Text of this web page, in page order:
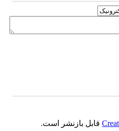
قابل بازنشر است.